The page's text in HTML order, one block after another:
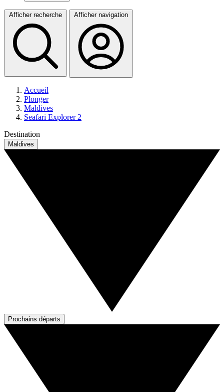
Afficher recherche Afficher navigation
Accueil
Plonger
Maldives
Seafari Explorer 2
Destination
Maldives
Prochains départs